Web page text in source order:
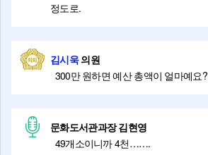
정도로.
김시욱의원
300만 원하면 예산 총액이 얼마예요?
문화도서관과장 김현영
49개소이니까 4천…….